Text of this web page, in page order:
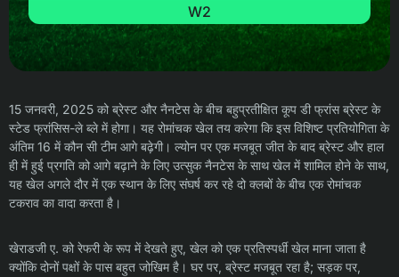
W2
15 जनवरी, 2025 को ब्रेस्ट और नैनटेस के बीच बहुप्रतीक्षित कूप डी फ्रांस ब्रेस्ट के
स्टेड फ्रांसिस-ले ब्ले में होगा। यह रोमांचक खेल तय करेगा कि इस विशिष्ट प्रतियोगिता के
अंतिम 16 में कौन सी टीम आगे बढ़ेगी। ल्योन पर एक मजबूत जीत के बाद ब्रेस्ट और हाल
ही में हुई प्रगति को आगे बढ़ाने के लिए उत्सुक नैनटेस के साथ खेल में शामिल होने के साथ,
यह खेल अगले दौर में एक स्थान के लिए संघर्ष कर रहे दो क्लबों के बीच एक रोमांचक
टकराव का वादा करता है।
खेराडजी ए. को रेफरी के रूप में देखते हुए, खेल को एक प्रतिस्पर्धी खेल माना जाता है
क्योंकि दोनों पक्षों के पास बहुत जोखिम है। घर पर, ब्रेस्ट मजबूत रहा है; सड़क पर,